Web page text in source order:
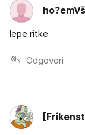
lepe ritke
Odgovori